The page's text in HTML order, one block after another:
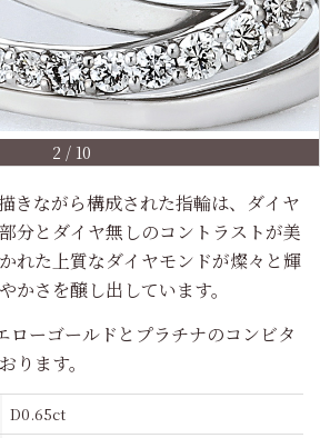
2 / 10
きながら構成された指輪は、ダイヤ
分とダイヤ無しのコントラストが美
れた上質なダイヤモンドが燦々と輝
かさを醸し出しています。
ローゴールドとプラチナのコンビタ
ります。
D0.65ct